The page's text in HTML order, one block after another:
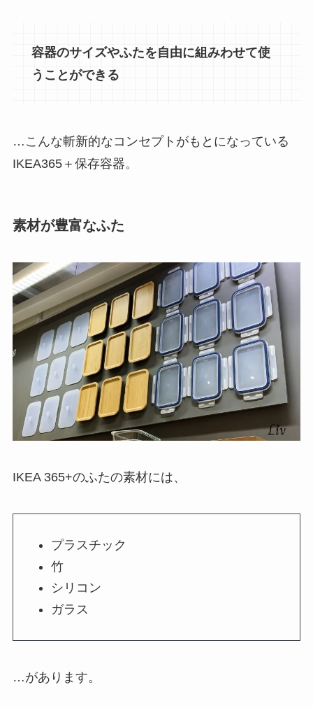
容器のサイズやふたを自由に組みわせて使
うことができる
…こんな斬新的なコンセプトがもとになっている
IKEA365＋保存容器。
素材が豊富なふた
IKEA 365+のふたの素材には、
プラスチック
竹
シリコン
ガラス
…があります。